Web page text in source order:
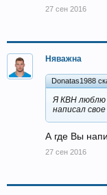
27 сен 2016
Няважна
Donatas1988
Я КВН люблю
написал
А где Вы
27 сен 2016